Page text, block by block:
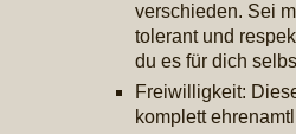
verschieden. Sei
tolerant und
du es für dich
Freiwilligkeit:
komplett